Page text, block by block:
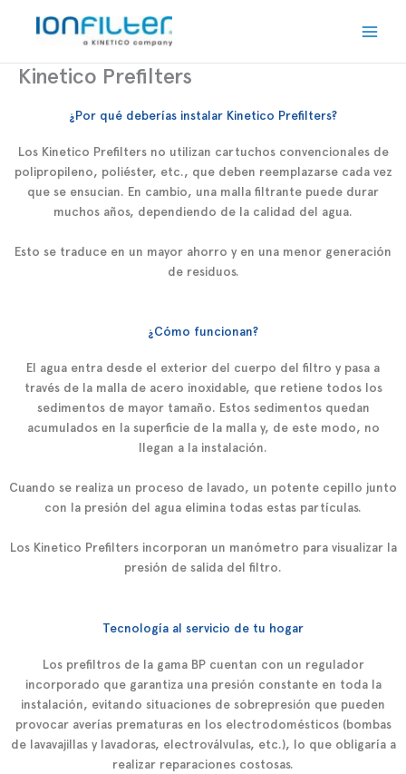
Kinetico Prefilters
¿Por qué deberías instalar Kinetico Prefilters?
Los Kinetico Prefilters no utilizan cartuchos convencionales de
polipropileno, poliéster, etc., que deben reemplazarse cada vez
que se ensucian. En cambio, una malla filtrante puede durar
muchos años, dependiendo de la calidad del agua.
Esto se traduce en un mayor ahorro y en una menor generación
de residuos.
¿Cómo funcionan?
El agua entra desde el exterior del cuerpo del filtro y pasa a
través de la malla de acero inoxidable, que retiene todos los
sedimentos de mayor tamaño. Estos sedimentos quedan
acumulados en la superficie de la malla y, de este modo, no
llegan a la instalación.
Cuando se realiza un proceso de lavado, un potente cepillo junto
con la presión del agua elimina todas estas partículas.
Los Kinetico Prefilters incorporan un manómetro para visualizar la
presión de salida del filtro.
Tecnología al servicio de tu hogar
Los prefiltros de la gama BP cuentan con un regulador
incorporado que garantiza una presión constante en toda la
instalación, evitando situaciones de sobrepresión que pueden
provocar averías prematuras en los electrodomésticos (bombas
de lavavajillas y lavadoras, electroválvulas, etc.), lo que obligaría a
realizar reparaciones costosas.